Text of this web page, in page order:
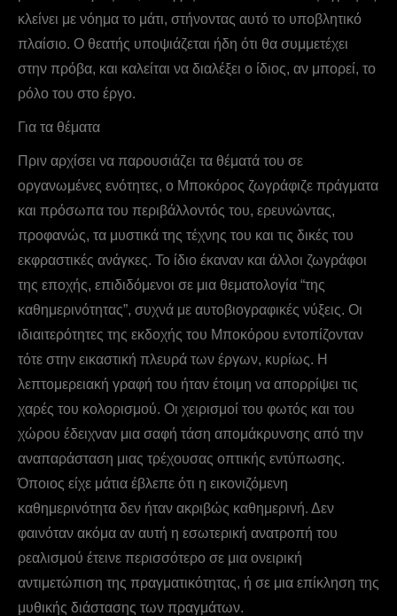
κλείνει με νόημα το μάτι, στήνοντας αυτό το υποβλητικό
πλαίσιο. Ο θεατής υποψιάζεται ήδη ότι θα συμμετέχει
στην πρόβα, και καλείται να διαλέξει ο ίδιος, αν μπορεί, το
ρόλο του στο έργο.
Για τα θέματα
Πριν αρχίσει να παρουσιάζει τα θέματά του σε
οργανωμένες ενότητες, ο Mποκόρος ζωγράφιζε πράγματα
και πρόσωπα του περιβάλλοντός του, ερευνώντας,
προφανώς, τα μυστικά της τέχνης του και τις δικές του
εκφραστικές ανάγκες. Το ίδιο έκαναν και άλλοι ζωγράφοι
της εποχής, επιδιδόμενοι σε μια θεματολογία “της
καθημερινότητας”, συχνά με αυτοβιογραφικές νύξεις. Οι
ιδιαιτερότητες της εκδοχής του Mποκόρου εντοπίζονταν
τότε στην εικαστική πλευρά των έργων, κυρίως. Η
λεπτομερειακή γραφή του ήταν έτοιμη να απορρίψει τις
χαρές του κολορισμού. Οι χειρισμοί του φωτός και του
χώρου έδειχναν μια σαφή τάση απομάκρυνσης από την
αναπαράσταση μιας τρέχουσας οπτικής εντύπωσης.
Όποιος είχε μάτια έβλεπε ότι η εικονιζόμενη
καθημερινότητα δεν ήταν ακριβώς καθημερινή. Δεν
φαινόταν ακόμα αν αυτή η εσωτερική ανατροπή του
ρεαλισμού έτεινε περισσότερο σε μια ονειρική
αντιμετώπιση της πραγματικότητας, ή σε μια επίκληση της
μυθικής διάστασης των πραγμάτων.